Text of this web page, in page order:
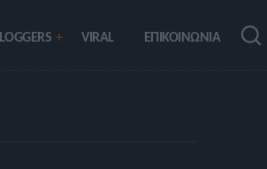
VIRAL ΕΠΙΚΟΙΝΩΝΙΑ